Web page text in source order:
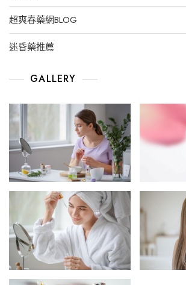
超爽春藥網BLOG
迷昏藥推薦
GALLERY